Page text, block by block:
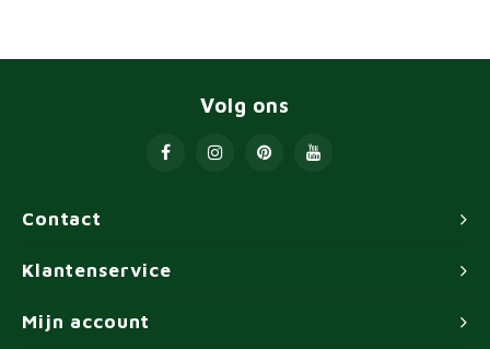
Contact
Volg ons
Klantenservice
Mijn account